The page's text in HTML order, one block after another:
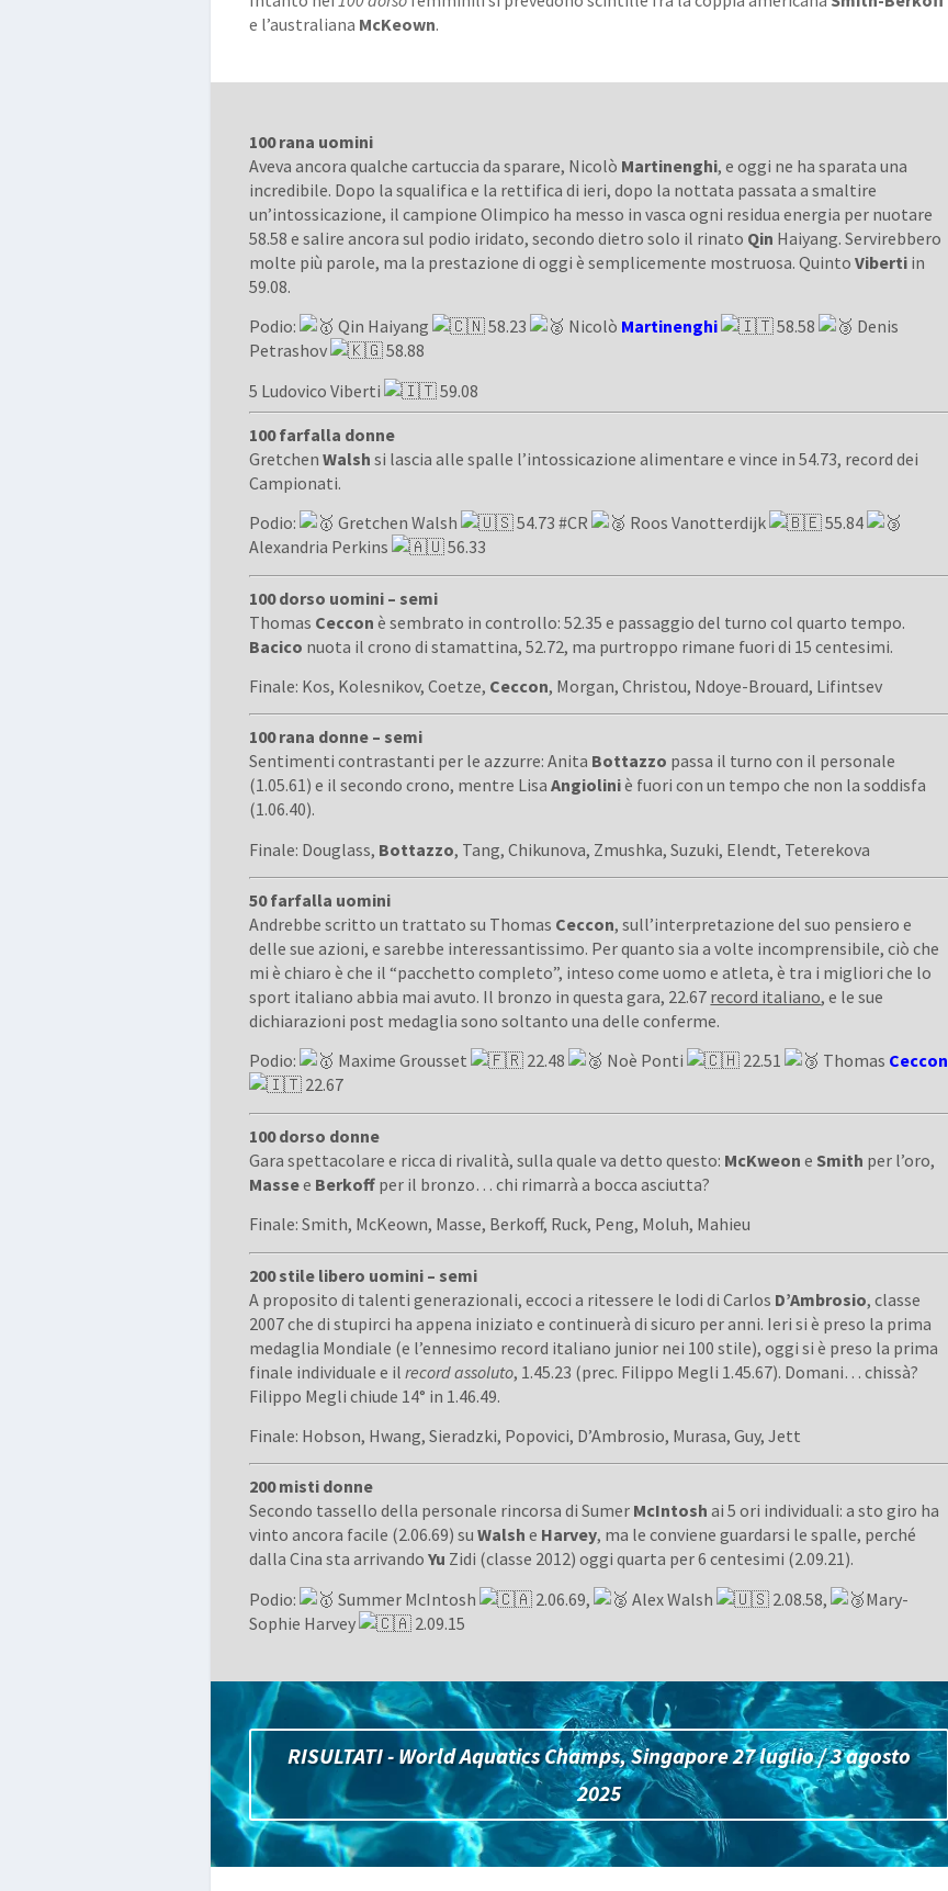
e l’australiana McKeown.
100 rana uomini
Aveva ancora qualche cartuccia da sparare, Nicolò Martinenghi, e oggi ne ha sparata una
incredibile. Dopo la squalifica e la rettifica di ieri, dopo la nottata passata a smaltire
un’intossicazione, il campione Olimpico ha messo in vasca ogni residua energia per nuotare
58.58 e salire ancora sul podio iridato, secondo dietro solo il rinato Qin Haiyang. Servirebbero
molte più parole, ma la prestazione di oggi è semplicemente mostruosa. QuintoViberti in
59.08.
Podio:
Qin Haiyang 58.23 Nicolò Martinenghi 58.58
Denis
Petrashov
58.88
5 Ludovico Viberti
59.08
100 farfalla donne
GretchenWalsh si lascia alle spalle l’intossicazione alimentare e vince in 54.73, record dei
Campionati.
Podio:
Gretchen Walsh 54.73#CR Roos Vanotterdijk
55.84
Alexandria Perkins
56.33
100 dorso uomini – semi
Thomas Ceccon è sembrato in controllo: 52.35 e passaggio del turno col quarto tempo.
Bacico nuota il crono di stamattina, 52.72, ma purtroppo rimane fuori di 15 centesimi.
Finale: Kos, Kolesnikov, Coetze, Ceccon, Morgan, Christou, Ndoye-Brouard, Lifintsev
100 rana donne – semi
Sentimenti contrastanti per le azzurre: Anita Bottazzo passa il turno con il personale
(1.05.61) e il secondo crono, mentre LisaAngioliniè fuori con un tempo che non la soddisfa
(1.06.40).
Finale: Douglass, Bottazzo, Tang, Chikunova, Zmushka, Suzuki, Elendt, Teterekova
50 farfalla uomini
Andrebbe scritto un trattato su Thomas Ceccon, sull’interpretazione del suo pensiero e
delle sue azioni, e sarebbe interessantissimo. Per quanto sia a volte incomprensibile, ciò che
mi è chiaro è che il “pacchetto completo”, inteso come uomo e atleta, è tra i migliori che lo
sport italiano abbia mai avuto. Il bronzo in questa gara, 22.67 record italiano, e le sue
dichiarazioni post medaglia sono soltanto una delle conferme.
Podio:
Maxime Grousset 22.48 Noè Ponti 22.51 Thomas Ceccon
22.67
100 dorso donne
Gara spettacolare e ricca di rivalità, sulla quale va detto questo: McKweon e Smith per l’oro,
Massee Berkoff per il bronzo… chi rimarrà a bocca asciutta?
Finale: Smith, McKeown, Masse, Berkoff, Ruck, Peng, Moluh, Mahieu
200 stile libero uomini – semi
A proposito di talenti generazionali, eccoci a ritessere le lodi di Carlos D’Ambrosio, classe
2007 che di stupirci ha appena iniziato e continuerà di sicuro per anni. Ieri si è preso la prima
medaglia Mondiale (e l’ennesimo record italiano junior nei 100 stile), oggi si è preso la prima
finale individuale e ilrecord assoluto, 1.45.23 (prec. Filippo Megli 1.45.67). Domani… chissà?
Filippo Megli chiude 14° in 1.46.49.
Finale: Hobson, Hwang, Sieradzki, Popovici, D’Ambrosio, Murasa, Guy, Jett
200 misti donne
Secondo tassello della personale rincorsa di Sumer McIntosh ai 5 ori individuali: a sto giro ha
vinto ancora facile (2.06.69) suWalsh e Harvey, ma le conviene guardarsi le spalle, perché
dalla Cina sta arrivandoYu Zidi (classe 2012) oggi quarta per 6 centesimi (2.09.21).
Podio:
Summer McIntosh 2.06.69, Alex Walsh 2.08.58,
Mary-
Sophie Harvey
2.09.15
RISULTATI - World Aquatics Champs, Singapore 27 luglio / 3 agosto
2025